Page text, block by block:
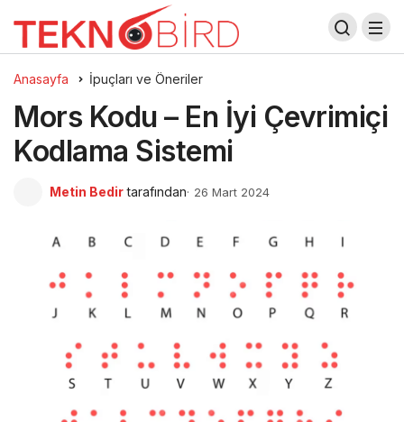
Anasayfa İpuçları ve Öneriler
Mors Kodu – En İyi Çevrimiçi
Kodlama Sistemi
Metin Bedir tarafından 26 Mart 2024